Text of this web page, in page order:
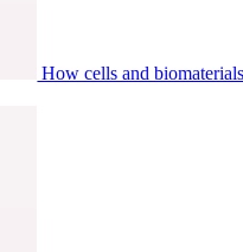
How cells and